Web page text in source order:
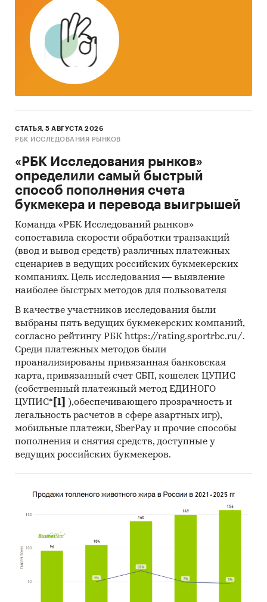
ознакомиться вспециальном материале от
РБК
Если Вам интересны аналогичные
продукты по другим сегментам, например, в
сфере fashion, автомобилей, кулинарии,
спорта и любых других сегментах, то
проанализируем наиболее часто
линейку аналитических продуктов.
Категории: Потребительские товары / Мебель,
товары для дома и ремонта / DIY, товары для
ремонта
Строительство и недвижимость /
СТАТЬЯ, 5 АВГУСТА 2026
РБК ИССЛЕДОВАНИЯ РЫНКОВ
«РБК Исследования рынков»
определили самый быстрый
способ пополнения счета
букмекера и перевода выигрышей
Команда «РБК Исследований рынков»
сопоставила скорости обработки транзакций
(ввод и вывод средств) различных платежных
сценариев в ведущих российских букмекерских
компаниях. Цель исследования — выявление
наиболее быстрых методов для пользователя
В качестве участников исследования были
выбраны пять ведущих букмекерских компаний,
согласно рейтингу РБК https://rating.sportrbc.ru/.
Среди платежных методов были
проанализированы привязанная банковская
карта, привязанный счет СБП, кошелек ЦУПИС
(собственный платежный метод ЕДИНОГО
ЦУПИС* [1]
),обеспечивающего прозрачность и
легальность расчетов в сфере азартных игр),
мобильные платежи, SberPay и прочие способы
пополнения и снятия средств, доступные у
ведущих российских букмекеров.